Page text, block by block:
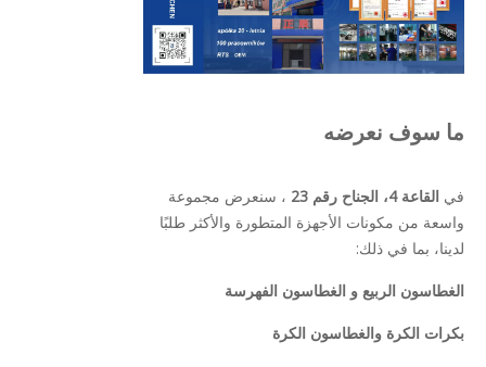
ما سوف نعرضه
في القاعة 4، الجناح رقم 23
، سنعرض مجموعة
واسعة من مكونات الأجهزة المتطورة والأكثر طلبًا
لدينا، بما في ذلك:
الغطاسون الربيع و الغطاسون الفهرسة
بكرات الكرة والغطاسون الكرة